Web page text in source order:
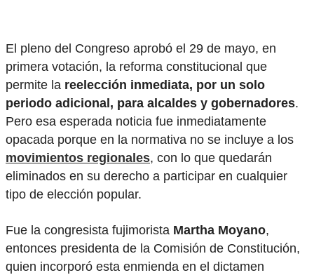
El pleno del Congreso aprobó el 29 de mayo, en
primera votación, la reforma constitucional que
permite la reelección inmediata, por un solo
periodo adicional, para alcaldes y gobernadores.
Pero esa esperada noticia fue inmediatamente
opacada porque en la normativa no se incluye a los
movimientos regionales, con lo que quedarán
eliminados en su derecho a participar en cualquier
tipo de elección popular.
Fue la congresista fujimorista Martha Moyano,
entonces presidenta de la Comisión de Constitución,
quien incorporó esta enmienda en el dictamen